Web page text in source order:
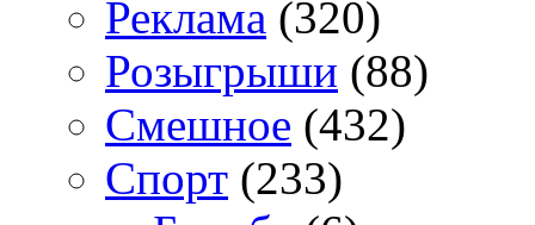
Реклама (320)
Розыгрыши (88)
Смешное (432)
Спорт (233)